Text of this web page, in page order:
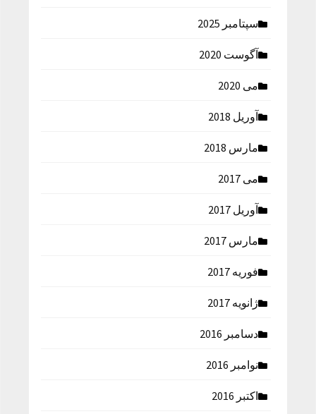
سپتامبر 2025
آگوست 2020
می 2020
آوریل 2018
مارس 2018
می 2017
آوریل 2017
مارس 2017
فوریه 2017
ژانویه 2017
دسامبر 2016
نوامبر 2016
اکتبر 2016